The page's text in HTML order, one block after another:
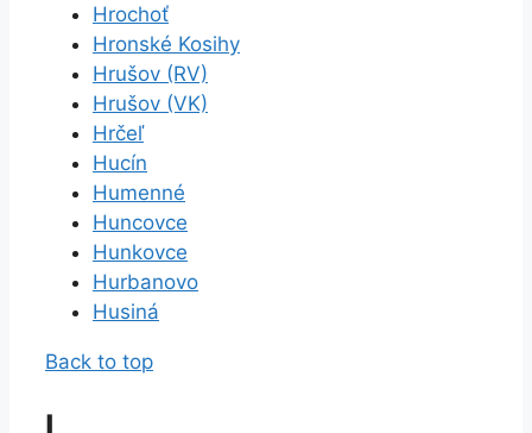
Hrochoť
Hronské Kosihy
Hrušov (RV)
Hrušov (VK)
Hrčeľ
Hucín
Humenné
Huncovce
Hunkovce
Hurbanovo
Husiná
Back to top